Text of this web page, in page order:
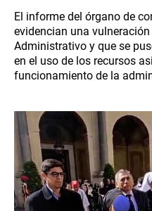
El informe del órgano de
evidencian una
Administrativo y que se
en el uso de los recursos
funcionamiento de la